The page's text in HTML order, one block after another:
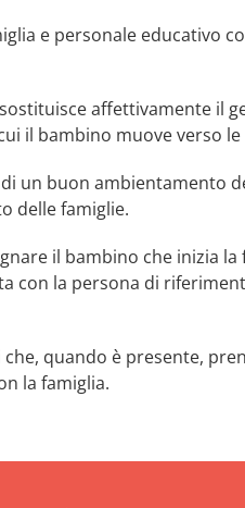
e personale educativo
affettivamente il
il bambino muove verso
un buon ambientamento
delle famiglie.
il bambino che inizia
con la persona di
quando è presente,
la famiglia.